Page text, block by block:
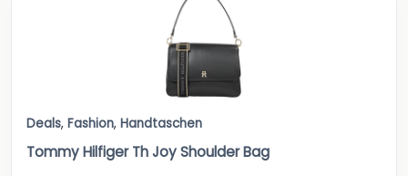
Deals, Fashion, Handtaschen
Tommy Hilfiger Th Joy Shoulder Bag